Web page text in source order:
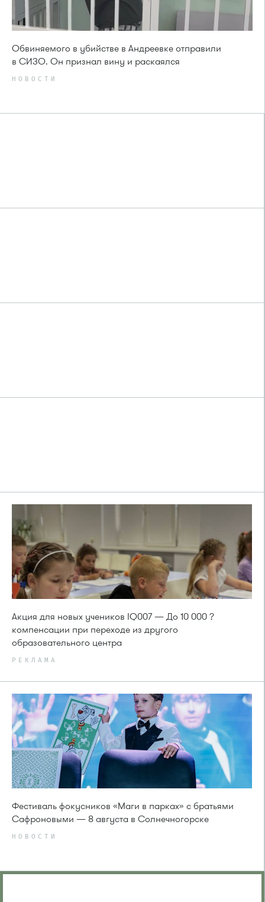
Обвиняемого в убийстве в Андреевке отправили
в СИЗО. Он признал вину и раскаялся
НОВОСТИ
Акция для новых учеников IQ007 — До 10 000 ?
компенсации при переходе из другого
образовательного центра
РЕКЛАМА
Фестиваль фокусников «Маги в парках» с братьями
Сафроновыми — 8 августа в Солнечногорске
НОВОСТИ